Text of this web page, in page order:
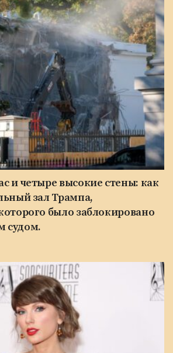
и четыре высокие стены: как
зал Трампа,
было заблокировано
судом.